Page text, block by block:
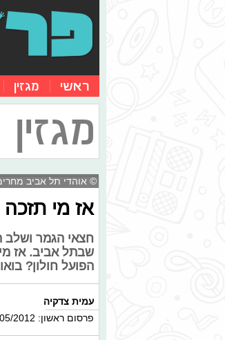
ראשי מגזין
מגזין
© אוהדי תל אביב
אז מי תזכה
חצאי הגמר ושלב
שבתל אביב. אז
הפועל חולון?
עמית צדקיה
פרסום ראשון: 22/05/2012, 10:10